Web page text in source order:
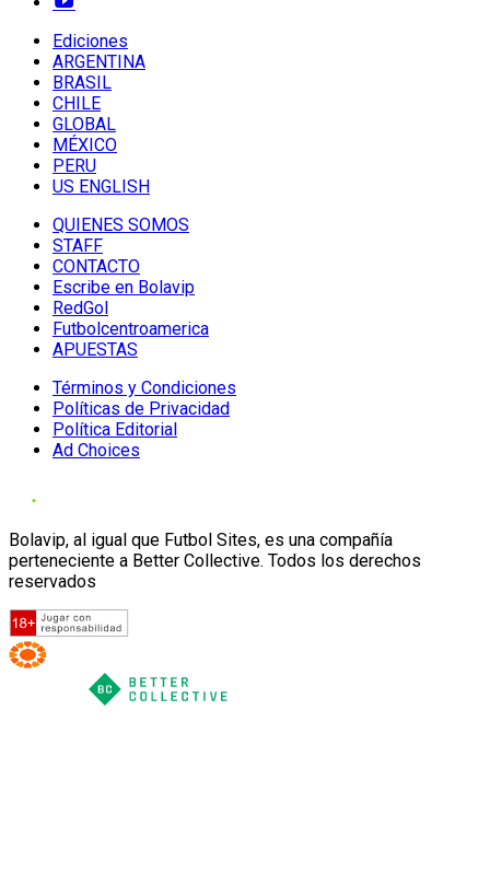
Ediciones
ARGENTINA
BRASIL
CHILE
GLOBAL
MÉXICO
PERU
US ENGLISH
QUIENES SOMOS
STAFF
CONTACTO
Escribe en Bolavip
RedGol
Futbolcentroamerica
APUESTAS
Términos y Condiciones
Políticas de Privacidad
Política Editorial
Ad Choices
Bolavip, al igual que Futbol Sites, es una compañía
perteneciente a Better Collective. Todos los derechos
reservados